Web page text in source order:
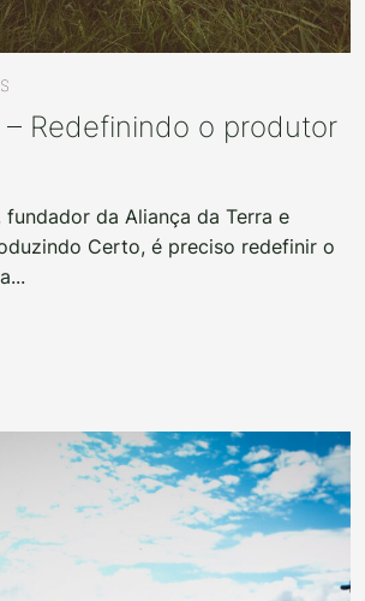
Redefinindo o produtor
fundador da Aliança da Terra e
Certo, é preciso redefinir o